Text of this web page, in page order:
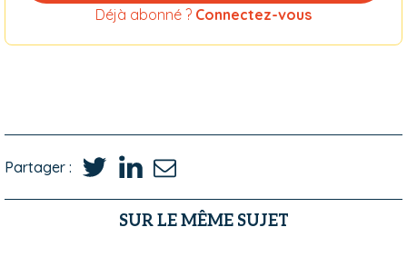
Déjà abonné ? Connectez-vous
Partager :
SUR LE MÊME SUJET